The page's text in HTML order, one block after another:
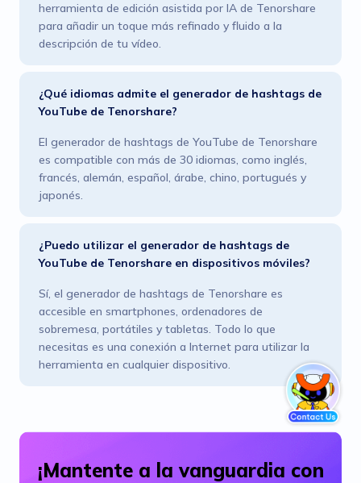
herramienta de edición asistida por IA de Tenorshare
para añadir un toque más refinado y fluido a la
descripción de tu vídeo.
¿Qué idiomas admite el generador de hashtags de
YouTube de Tenorshare?
El generador de hashtags de YouTube de Tenorshare
es compatible con más de 30 idiomas, como inglés,
francés, alemán, español, árabe, chino, portugués y
japonés.
¿Puedo utilizar el generador de hashtags de
YouTube de Tenorshare en dispositivos móviles?
Sí, el generador de hashtags de Tenorshare es
accesible en smartphones, ordenadores de
sobremesa, portátiles y tabletas. Todo lo que
necesitas es una conexión a Internet para utilizar la
herramienta en cualquier dispositivo.
¡Mantente a la vanguardia con